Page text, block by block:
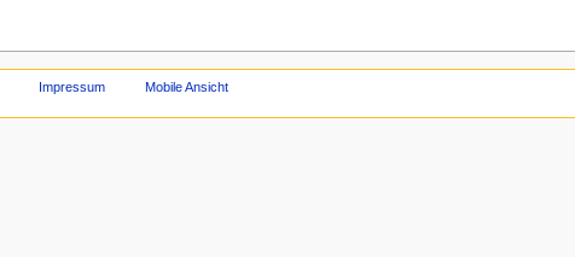
Impressum Mobile Ansicht